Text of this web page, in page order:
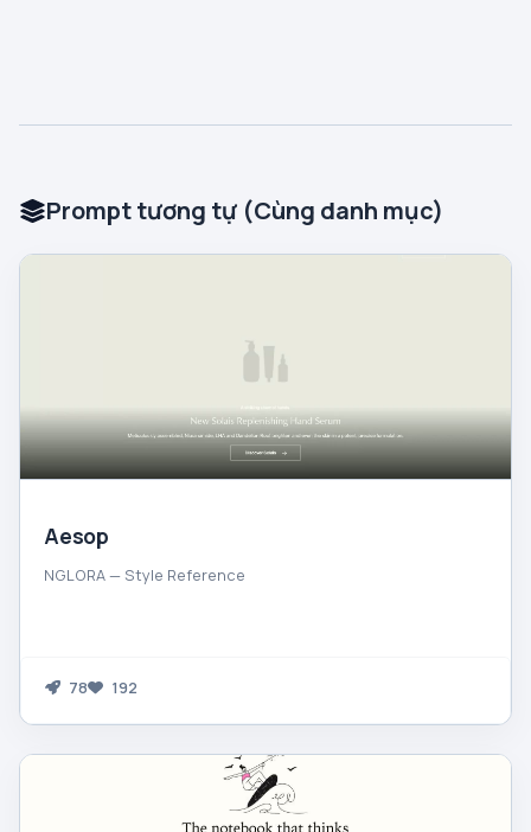
Prompt tương tự (Cùng danh mục)
Aesop
NGLORA — Style Reference
78 192